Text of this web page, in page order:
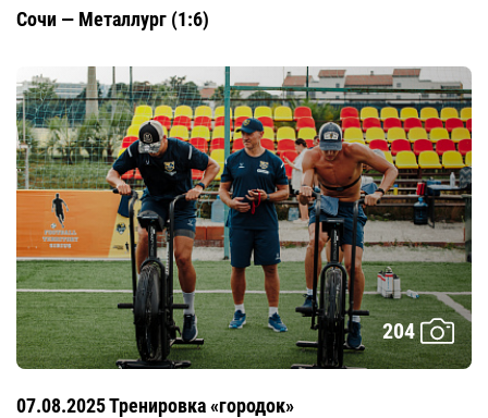
Сочи — Металлург (1:6)
204
07.08.2025 Тренировка «городок»